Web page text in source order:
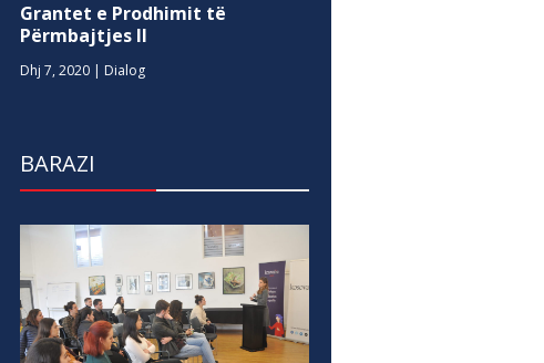
Grantet e Prodhimit të
Përmbajtjes II
Dhj 7, 2020 | Dialog
BARAZI